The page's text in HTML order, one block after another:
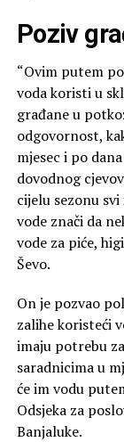
Poziv
“Ovim putem
voda koristi u
građane u
odgovornost,
mjesec i po
dovodnog
cijelu sezonu
vode znači da
vode za piće,
Ševo.
On je pozvao
zalihe koristeći
imaju potrebu
saradnicima u
će im vodu
Odsjeka za
Banjaluke.